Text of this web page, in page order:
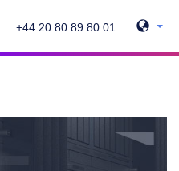
+44 20 80 89 80 01